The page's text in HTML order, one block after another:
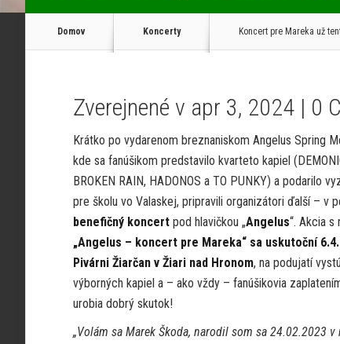
Domov Koncerty Koncert pre Mareka už
Zverejnené v apr 3, 2024 | 0
Krátko po vydarenom breznaniskom Angelus Spring
kde sa fanúšikom predstavilo kvarteto kapiel
BROKEN RAIN, HADONOS a TO PUNKY) a podarilo
pre školu vo Valaskej, pripravili organizátori ďalší – v
benefičný koncert pod hlavičkou „Angelus“. Akcia s
„Angelus – koncert pre Mareka“ sa uskutoční
Pivárni Žiarčan v Žiari nad Hronom, na podujatí
výborných kapiel a – ako vždy – fanúšikovia
urobia dobrý skutok!
„Volám sa Marek Škoda, narodil som sa 24.02.2023